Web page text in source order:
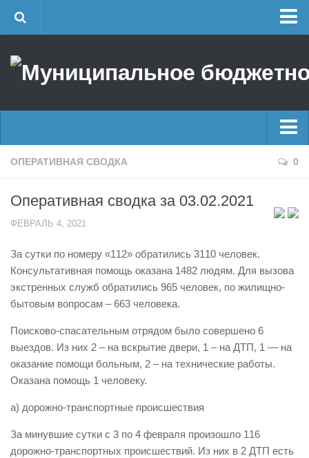
Об учреждении
Районные УГЗ
Поисково-спасательный отряд г. Уфы
Центр размещения пострадавших
Отчеты о реализации муниципальных программ
История
Виды деятельности
Обслуживание опасных производственных объектов
Главные новости
Оперативная сводка
Половодье
Купальный сезон
ОПЕРАТИВНАЯ СВОДКА 0
Оперативная сводка за 03.02.2021
ФЕВРАЛЬ 4, 2021
За сутки по номеру «112» обратились 3110 человек.
Консультативная помощь оказана 1482 людям. Для вызова
экстренных служб обратились 965 человек, по жилищно-
бытовым вопросам – 663 человека.
Поисково-спасательным отрядом было совершено 6
выездов. Из них 2 – на вскрытие двери, 1 – на ДТП, 1 — на
оказание помощи больным, 2 – на технические работы.
Оказана помощь 1 человеку.
а) дорожно-транспортные происшествия
За минувшие сутки с 3 по 4 февраля произошло 116
дорожно-транспортных происшествий. Из них в 2 ДТП есть